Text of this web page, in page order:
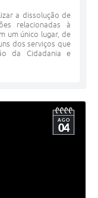
a dissolução de
relacionadas à
um único lugar, de
dos serviços que
da Cidadania e
AGO
04